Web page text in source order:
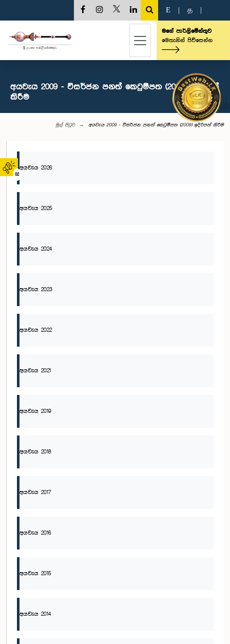
02
E த
මගේ පාර්ලිමේන්තුව
මෙතැනින් පිවිසෙන්න
අයවැය 2009 - විසර්ජන පනත් කෙටුම්පත (2009) ඉදිරිපත්
කිරීම
මුල් පිටුව අයවැය 2009 - විසර්ජන පනත් කෙටුම්පත (2009) ඉදිරිපත් කිරීම
අයවැය 2026
අයවැය 2025
අයවැය 2024
අයවැය 2023
අයවැය 2022
අයවැය 2021
අයවැය 2019
අයවැය 2018
අයවැය 2017
අයවැය 2016
අයවැය 2015
අයවැය 2014